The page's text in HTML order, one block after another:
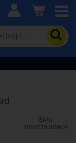
proizvoda i
EAN:
4050118285604